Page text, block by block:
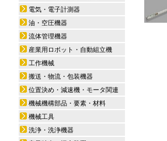
電気・電子計測器
油・空圧機器
流体管理機器
産業用ロボット・自動組立機
工作機械
搬送・物流・包装機器
位置決め・減速機・モータ関連
機械機構部品・要素・材料
機械工具
洗浄・洗浄機器